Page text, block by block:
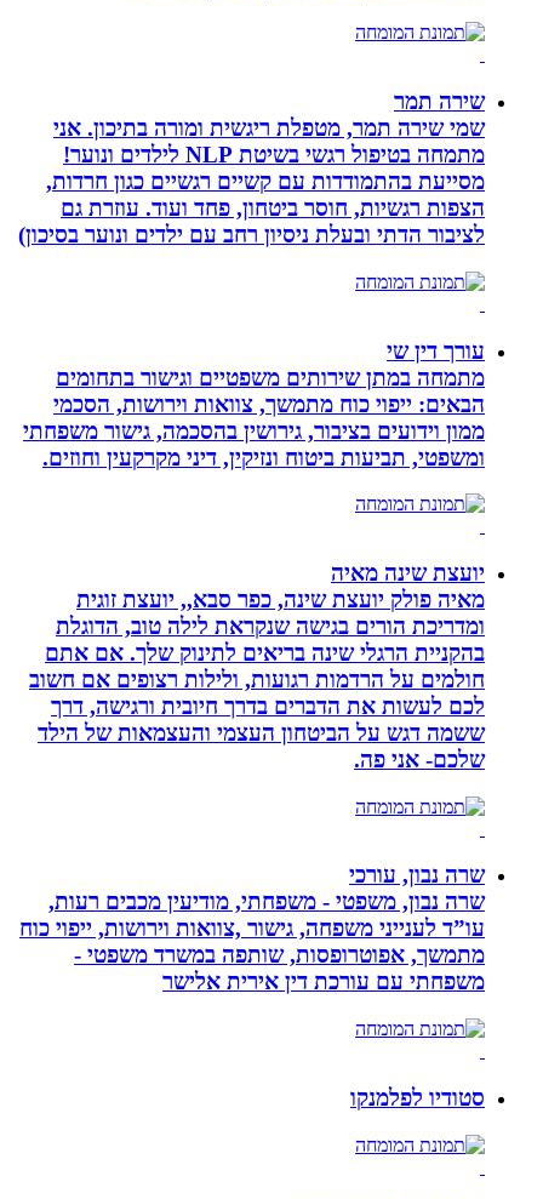
שירה תמר
שמי שירה תמר, מטפלת ריגשית ומורה בתיכון. אני
מתמחה בטיפול רגשי בשיטת NLP לילדים ונוער!
מסייעת בהתמודדות עם קשיים רגשיים כגון חרדות,
הצפות רגשיות, חוסר ביטחון, פחד ועוד. עוזרת גם
לציבור הדתי ובעלת ניסיון רחב עם ילדים ונוער בסיכון)
עורך דין שי
מתמחה במתן שירותים משפטיים וגישור בתחומים
הבאים: ייפוי כוח מתמשך, צוואות וירושות, הסכמי
ממון וידועים בציבור, גירושין בהסכמה, גישור משפחתי
ומשפטי, תביעות ביטוח ונזיקין, דיני מקרקעין וחוזים.
יועצת שינה מאיה
מאיה פולק יועצת שינה, כפר סבא,, יועצת זוגית
ומדריכת הורים בגישה שנקראת לילה טוב, הדוגלת
בהקניית הרגלי שינה בריאים לתינוק שלך. אם אתם
חולמים על הרדמות רגועות, ולילות רצופים אם חשוב
לכם לעשות את הדברים בדרך חיובית ורגישה, דרך
ששמה דגש על הביטחון העצמי והעצמאות של הילד
שלכם- אני פה.
שרה נבון, עורכי
שרה נבון, משפטי - משפחתי, מודיעין מכבים רעות,
עו”ד לענייני משפחה, גישור ,צוואות וירושות, ייפוי כוח
מתמשך, אפוטרופסות, שותפה במשרד משפטי -
משפחתי עם עורכת דין אירית אלישר
סטודיו לפלמנקו